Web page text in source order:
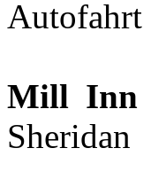
Autofahrt
Mill Inn
Sheridan